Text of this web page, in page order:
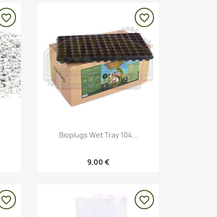
favorite_border
Vista rápida
Bioplugs Wet Tray 104...
9,00 €
favorite_border
favorite_border favorite_border